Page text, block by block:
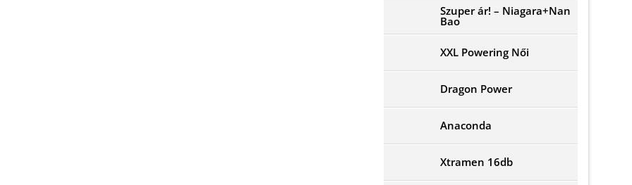
Szuper ár! – Niagara+Nan
Bao
XXL Powering Női
Dragon Power
Anaconda
Xtramen 16db